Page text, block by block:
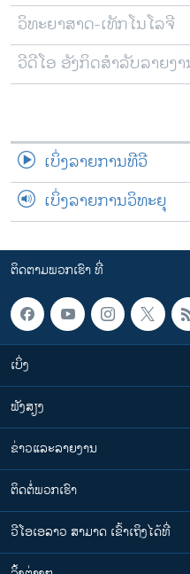
ພາສາຕ່າງໆ
ວິທະຍາສາດ-ເທັກໂນໂລຈີ
ວີດີໂອ ອັງກິດສຳລັບລາຍງ
ເບິ່ງລາຍການທີວີ
ເບິ່ງລາຍການວິທະຍຸ
ຕິດຕາມພວກເຮົາ ທີ່
ເບິ່ງ
ຟັງສຽງ
ຂ່າວແລະລາຍງານ
ຕິດຕໍ່ພວກເຮົາ
ວີໂອເອລາວ ສາມາດ ເຂົ້າເຖິງໄດ້ທີ່